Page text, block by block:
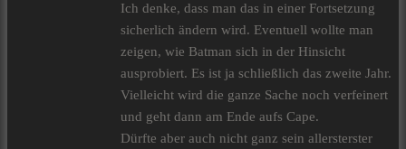
Ich denke, dass man das in einer Fortsetzung
sicherlich ändern wird. Eventuell wollte man
zeigen, wie Batman sich in der Hinsicht
ausprobiert. Es ist ja schließlich das zweite Jahr.
Vielleicht wird die ganze Sache noch verfeinert
und geht dann am Ende aufs Cape.
Dürfte aber auch nicht ganz sein allersterster